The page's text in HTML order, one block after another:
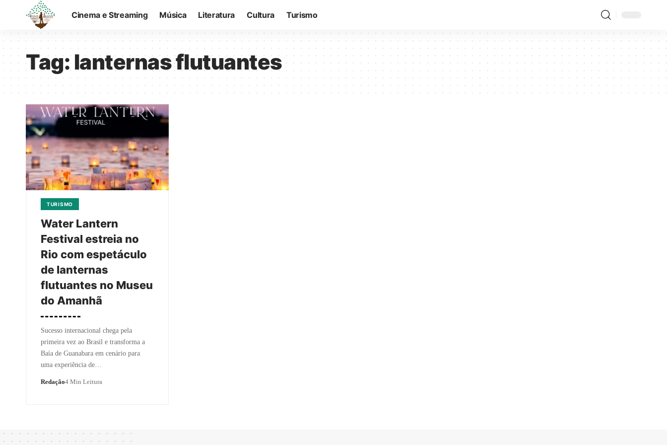
Cinema e Streaming Música Literatura Cultura Turismo
Tag:lanternas flutuantes
TURISMO
Water Lantern
Festival estreia no
Rio com espetáculo
de lanternas
flutuantes no Museu
do Amanhã
Sucesso internacional chega pela
primeira vez ao Brasil e transforma a
Baía de Guanabara em cenário para
uma experiência de…
Redação4 Min Leitura